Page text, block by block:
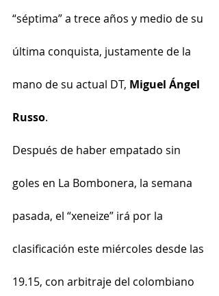
“séptima” a trece años y medio de su
última conquista, justamente de la
mano de su actual DT, Miguel Ángel
Russo.
Después de haber empatado sin
goles en La Bombonera, la semana
pasada, el “xeneize” irá por la
clasificación este miércoles desde las
19.15, con arbitraje del colombiano